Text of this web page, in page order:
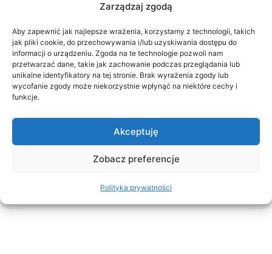
Zarządzaj zgodą
Aby zapewnić jak najlepsze wrażenia, korzystamy z technologii, takich
jak pliki cookie, do przechowywania i/lub uzyskiwania dostępu do
informacji o urządzeniu. Zgoda na te technologie pozwoli nam
przetwarzać dane, takie jak zachowanie podczas przeglądania lub
unikalne identyfikatory na tej stronie. Brak wyrażenia zgody lub
wycofanie zgody może niekorzystnie wpłynąć na niektóre cechy i
funkcje.
Akceptuję
Zobacz preferencje
Polityka prywatności
Замов візит
найближчу вільну дату в календарі